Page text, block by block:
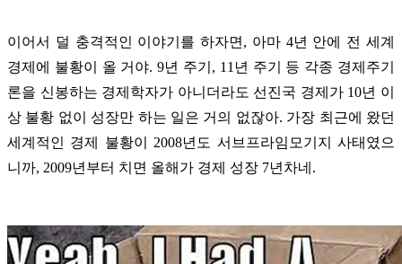
이어서 덜 충격적인 이야기를 하자면, 아마 4년 안에 전 세계
경제에 불황이 올 거야. 9년 주기, 11년 주기 등 각종 경제주기
론을 신봉하는 경제학자가 아니더라도 선진국 경제가 10년 이
상 불황 없이 성장만 하는 일은 거의 없잖아. 가장 최근에 왔던
세계적인 경제 불황이 2008년도 서브프라임모기지 사태였으
니까, 2009년부터 치면 올해가 경제 성장 7년차네.